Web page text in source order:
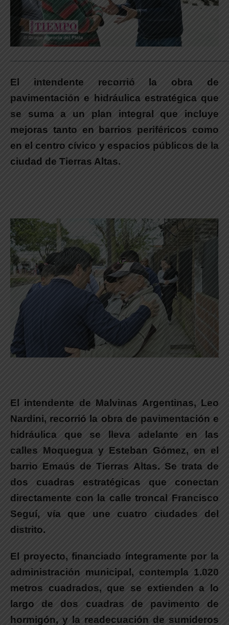
El intendente recorrió la obra de
pavimentación e hidráulica estratégica que
se suma a un plan integral que incluye
mejoras tanto en barrios periféricos como
en el centro cívico y espacios públicos de la
ciudad de Tierras Altas.
El intendente de Malvinas Argentinas, Leo
Nardini, recorrió la obra de pavimentación e
hidráulica que se lleva adelante en las
calles Moquegua y Esteban Gómez, en el
barrio Emaús de Tierras Altas. Se trata de
dos cuadras estratégicas que conectan
directamente con la calle troncal Francisco
Seguí, vía que une cuatro ciudades del
distrito.
El proyecto, financiado íntegramente por la
administración municipal , contempla 1.020
metros cuadrados, que se extienden a lo
largo de dos cuadras de pavimento de
hormigón, y la readecuación de sumideros